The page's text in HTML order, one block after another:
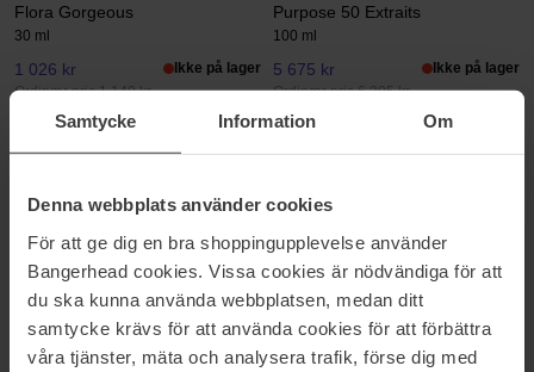
Samtycke Information Om
Denna webbplats använder cookies
För att ge dig en bra shoppingupplevelse använder
Bangerhead cookies. Vissa cookies är nödvändiga för att
du ska kunna använda webbplatsen, medan ditt
samtycke krävs för att använda cookies för att förbättra
våra tjänster, mäta och analysera trafik, förse dig med
Flora Gorgeous
30 ml
1 026 kr
Ordinær pris 1 140 kr
Ikke på lager
Purpose 50 Extraits
100 ml
5 675 kr
Ordinær pris 6 305 kr
Ikke på lager
Ordinær pris 1 113 kr
JEAN PAUL GAULTIER
100 ml
NISHANE
Hacivat
100 ml